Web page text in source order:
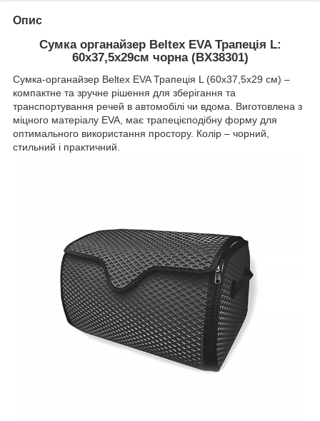
Опис
Сумка органайзер Beltex EVA Трапеція L:
60х37,5х29см чорна (BX38301)
Сумка-органайзер Beltex EVA Трапеція L (60х37,5х29 см) –
компактне та зручне рішення для зберігання та
транспортування речей в автомобілі чи вдома. Виготовлена з
міцного матеріалу EVA, має трапецієподібну форму для
оптимального використання простору. Колір – чорний,
стильний і практичний.